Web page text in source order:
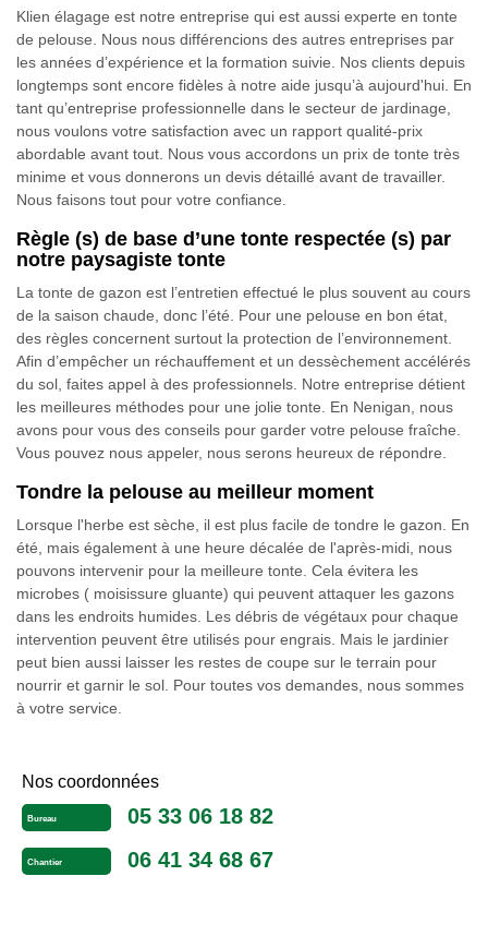
Klien élagage est notre entreprise qui est aussi experte en tonte
de pelouse. Nous nous différencions des autres entreprises par
les années d’expérience et la formation suivie. Nos clients depuis
longtemps sont encore fidèles à notre aide jusqu’à aujourd'hui. En
tant qu’entreprise professionnelle dans le secteur de jardinage,
nous voulons votre satisfaction avec un rapport qualité-prix
abordable avant tout. Nous vous accordons un prix de tonte très
minime et vous donnerons un devis détaillé avant de travailler.
Nous faisons tout pour votre confiance.
Règle (s) de base d’une tonte respectée (s) par
notre paysagiste tonte
La tonte de gazon est l’entretien effectué le plus souvent au cours
de la saison chaude, donc l’été. Pour une pelouse en bon état,
des règles concernent surtout la protection de l’environnement.
Afin d’empêcher un réchauffement et un dessèchement accélérés
du sol, faites appel à des professionnels. Notre entreprise détient
les meilleures méthodes pour une jolie tonte. En Nenigan, nous
avons pour vous des conseils pour garder votre pelouse fraîche.
Vous pouvez nous appeler, nous serons heureux de répondre.
Tondre la pelouse au meilleur moment
Lorsque l'herbe est sèche, il est plus facile de tondre le gazon. En
été, mais également à une heure décalée de l'après-midi, nous
pouvons intervenir pour la meilleure tonte. Cela évitera les
microbes ( moisissure gluante) qui peuvent attaquer les gazons
dans les endroits humides. Les débris de végétaux pour chaque
intervention peuvent être utilisés pour engrais. Mais le jardinier
peut bien aussi laisser les restes de coupe sur le terrain pour
nourrir et garnir le sol. Pour toutes vos demandes, nous sommes
à votre service.
Nos coordonnées
Bureau 05 33 06 18 82
Chantier 06 41 34 68 67